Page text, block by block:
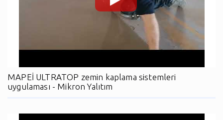
MAPEİ ULTRATOP zemin kaplama sistemleri
uygulaması - Mikron Yalıtım